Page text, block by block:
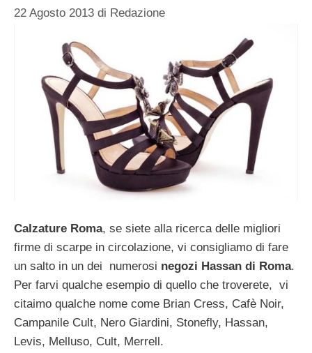
22 Agosto 2013 di Redazione
Calzature Roma, se siete alla ricerca delle migliori
firme di scarpe in circolazione, vi consigliamo di fare
un salto in un dei numerosi negozi Hassan di Roma.
Per farvi qualche esempio di quello che troverete, vi
citaimo qualche nome come Brian Cress, Cafè Noir,
Campanile Cult, Nero Giardini, Stonefly, Hassan,
Levis, Melluso, Cult, Merrell.